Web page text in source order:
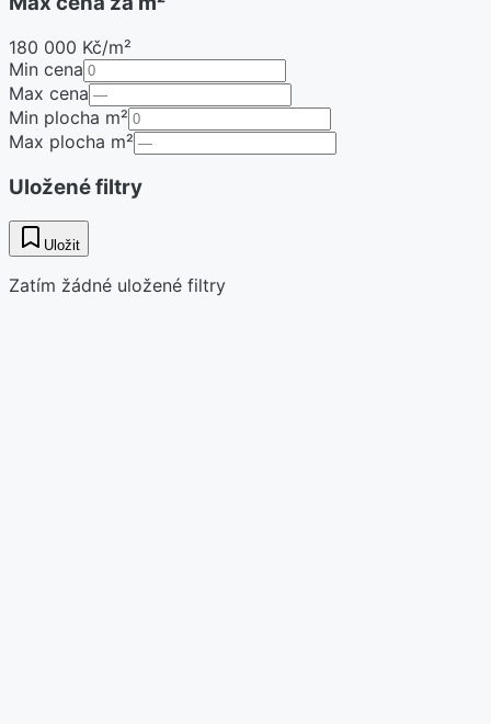
180 000 Kč/m²
Min cena
Max cena
Min plocha m²
Max plocha m²
Uložené filtry
Uložit
Zatím žádné uložené filtry